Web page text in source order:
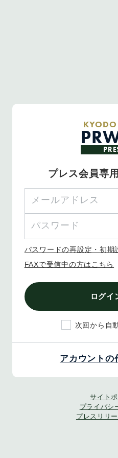
プレス会員専
パスワードの再設定・初期
FAXで受信中の方はこちら
ログイ
次回から自
アカウントの
サイト
プライバシ
プレスリリ